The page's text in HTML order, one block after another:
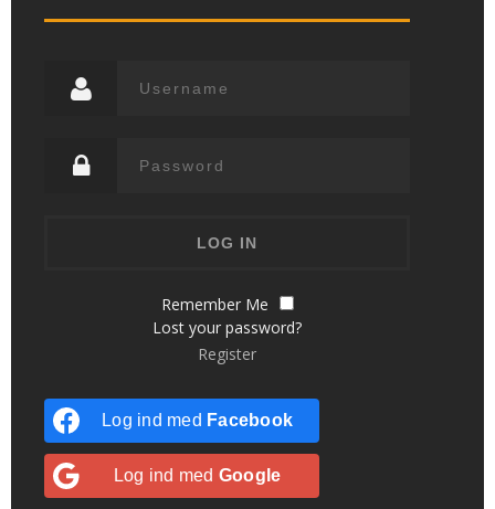
Remember Me
Lost your password?
Register
Log ind med Facebook
Log ind med Google